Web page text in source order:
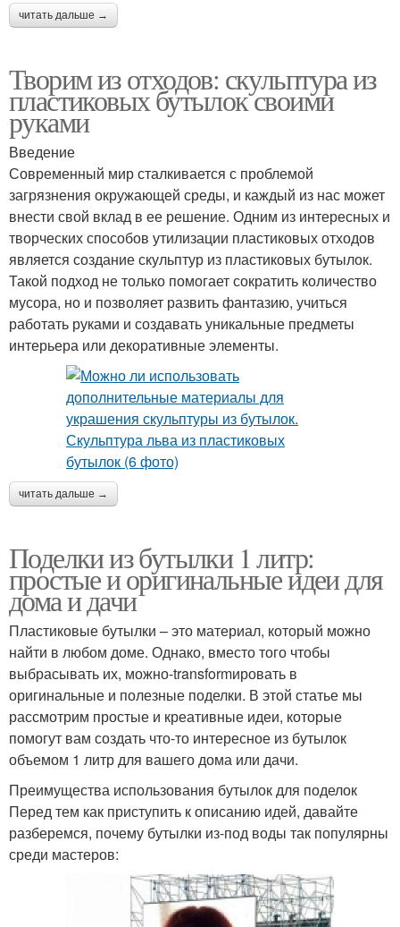
читать дальше →
Творим из отходов: скульптура из
пластиковых бутылок своими
руками
Введение
Современный мир сталкивается с проблемой
загрязнения окружающей среды, и каждый из нас может
внести свой вклад в ее решение. Одним из интересных и
творческих способов утилизации пластиковых отходов
является создание скульптур из пластиковых бутылок.
Такой подход не только помогает сократить количество
мусора, но и позволяет развить фантазию, учиться
работать руками и создавать уникальные предметы
интерьера или декоративные элементы.
читать дальше →
Поделки из бутылки 1 литр:
простые и оригинальные идеи для
дома и дачи
Пластиковые бутылки – это материал, который можно
найти в любом доме. Однако, вместо того чтобы
выбрасывать их, можно-transformировать в
оригинальные и полезные поделки. В этой статье мы
рассмотрим простые и креативные идеи, которые
помогут вам создать что-то интересное из бутылок
объемом 1 литр для вашего дома или дачи.
Преимущества использования бутылок для поделок
Перед тем как приступить к описанию идей, давайте
разберемся, почему бутылки из-под воды так популярны
среди мастеров: